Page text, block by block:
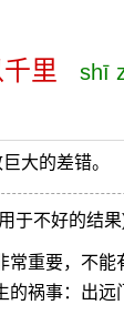
里 shī
大的差错。
于不好的结
重要，不能
祸事：出远